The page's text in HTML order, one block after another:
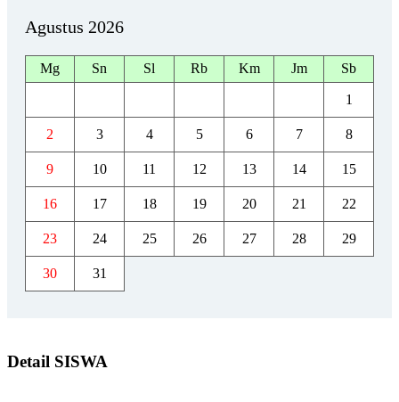
Agustus 2026
Mg Sn Sl Rb Km Jm Sb
1
2 3 4 5 6 7 8
9 10 11 12 13 14 15
16 17 18 19 20 21 22
23 24 25 26 27 28 29
30 31
Detail SISWA